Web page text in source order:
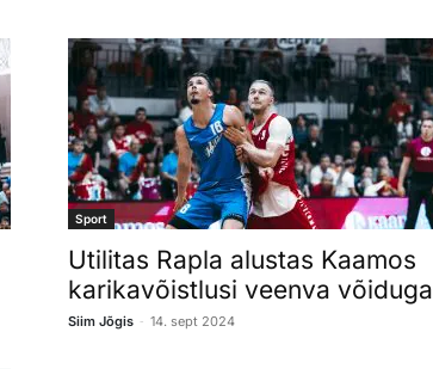
Sport
Utilitas Rapla alustas Kaamos
karikavõistlusi veenva võiduga
Siim Jõgis - 14. sept 2024